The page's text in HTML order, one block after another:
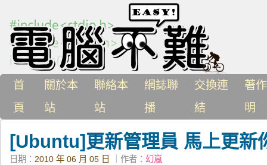
首
頁
關於本
站
聯絡本
站
網誌聯
播
交換連
結
著
明
[Ubuntu]更新管理員 馬上更新
日期： 2010 年 06 月 05 日 ｜作者： 幻嵐